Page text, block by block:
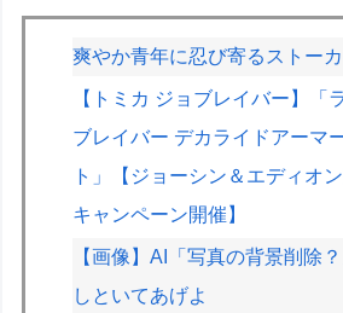
爽やか青年に忍び寄るストー
【トミカ ジョブレイバー】「
ブレイバー デカライドアーマ
ト」【ジョーシン＆エディオ
キャンペーン開催】
【画像】AI「写真の背景削除
しといてあげよ